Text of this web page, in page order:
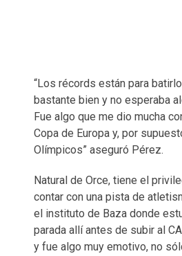
“Los récords están para
bastante bien y no esperaba
Fue algo que me dio mucha
Copa de Europa y, por
Olímpicos” aseguró Pérez.
Natural de Orce, tiene el
contar con una pista de
el instituto de Baza donde
parada allí antes de subir al
y fue algo muy emotivo, no